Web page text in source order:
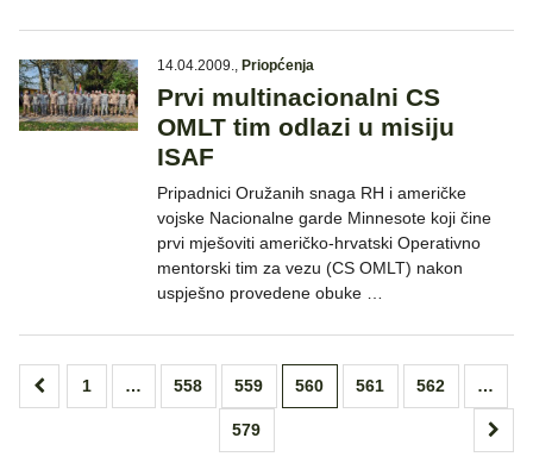
14.04.2009., Priopćenja
Prvi multinacionalni CS
OMLT tim odlazi u misiju
ISAF
Pripadnici Oružanih snaga RH i američke
vojske Nacionalne garde Minnesote koji čine
prvi mješoviti američko-hrvatski Operativno
mentorski tim za vezu (CS OMLT) nakon
uspješno provedene obuke …
Brojevi
1 … 558 559 560 561 562 …
579